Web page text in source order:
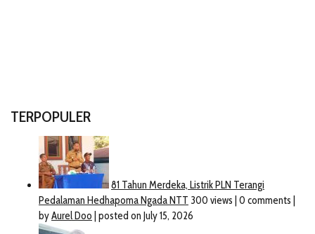
TERPOPULER